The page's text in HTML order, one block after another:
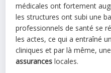
médicales ont fortement
les structures ont subi une
professionnels de santé se
les actes, ce qui a entraîné
cliniques et par là même,
assurances locales.